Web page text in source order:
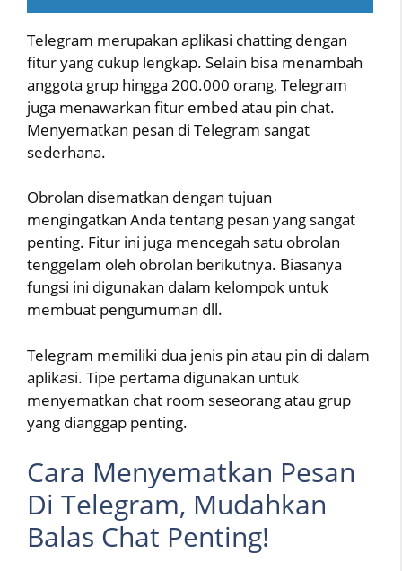
Telegram merupakan aplikasi chatting dengan
fitur yang cukup lengkap. Selain bisa menambah
anggota grup hingga 200.000 orang, Telegram
juga menawarkan fitur embed atau pin chat.
Menyematkan pesan di Telegram sangat
sederhana.
Obrolan disematkan dengan tujuan
mengingatkan Anda tentang pesan yang sangat
penting. Fitur ini juga mencegah satu obrolan
tenggelam oleh obrolan berikutnya. Biasanya
fungsi ini digunakan dalam kelompok untuk
membuat pengumuman dll.
Telegram memiliki dua jenis pin atau pin di dalam
aplikasi. Tipe pertama digunakan untuk
menyematkan chat room seseorang atau grup
yang dianggap penting.
Cara Menyematkan Pesan
Di Telegram, Mudahkan
Balas Chat Penting!